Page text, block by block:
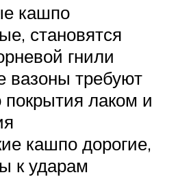
кашпо
становятся
гнили
вазоны требуют
покрытия лаком и
кашпо дорогие,
к ударам